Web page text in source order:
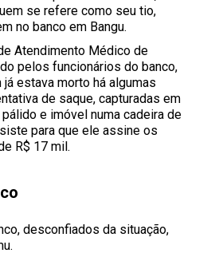
se refere como seu tio,
no banco em Bangu.
Atendimento Médico de
pelos funcionários do banco,
estava morto há algumas
de saque, capturadas em
e imóvel numa cadeira de
para que ele assine os
R$ 17 mil.
desconfiados da situação,